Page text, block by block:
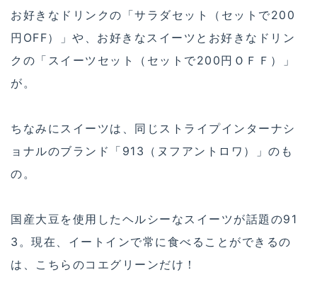
お好きなドリンクの「サラダセット（セットで200
円OFF）」や、お好きなスイーツとお好きなドリン
クの「スイーツセット（セットで200円ＯＦＦ）」
が。
ちなみにスイーツは、同じストライプインターナシ
ョナルのブランド「913（ヌフアントロワ）」のも
の。
国産大豆を使用したヘルシーなスイーツが話題の91
3。現在、イートインで常に食べることができるの
は、こちらのコエグリーンだけ！